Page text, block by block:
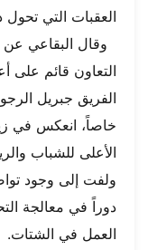
العقبات التي تحول
وقال البقاعي عن
التعاون قائم على
الفريق جبريل
خاصاً، انعكس في
الأعلى للشباب
ولفت إلى وجود
دوراً في معالجة
العمل في الشتات.